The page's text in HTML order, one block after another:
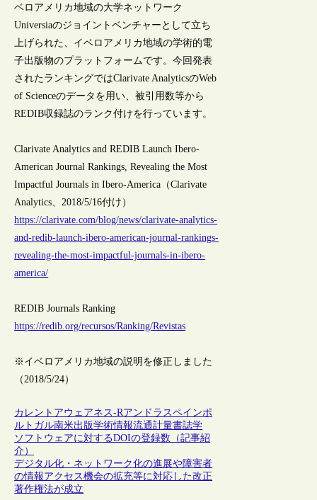
ベロアメリカ地域の大学ネットワーク
Universiaのジョイントベンチャーとして立ち
上げられた、イベロアメリカ地域の学術的電
子出版物のプラットフォームです。今回発表
されたランキングではClarivate AnalyticsのWeb
of Scienceのデータを用い、被引用数等から
REDIB収録誌のランク付けを行っています。
Clarivate Analytics and REDIB Launch Ibero-
American Journal Rankings, Revealing the Most
Impactful Journals in Ibero-America（Clarivate
Analytics、2018/5/16付け）
https://clarivate.com/blog/news/clarivate-analytics-
and-redib-launch-ibero-american-journal-rankings-
revealing-the-most-impactful-journals-in-ibero-
america/
REDIB Journals Ranking
https://redib.org/recursos/Ranking/Revistas
※イベロアメリカ地域の説明を修正しました
（2018/5/24）
カレントアウェアネス-Rアンドラ スペインポ
ルトガル南米出版学術情報流通計量書誌学
ソフトウェアに対するDOIの登録数（記事紹
介）
デジタル化・ネットワーク化の進展や障害者
の情報アクセス機会の拡充等に対応した改正
著作権法が成立